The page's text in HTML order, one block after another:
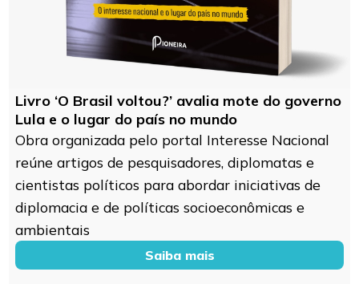
Livro ‘O Brasil voltou?’ avalia mote do governo
Lula e o lugar do país no mundo
Obra organizada pelo portal Interesse Nacional
reúne artigos de pesquisadores, diplomatas e
cientistas políticos para abordar iniciativas de
diplomacia e de políticas socioeconômicas e
ambientais
Saiba mais